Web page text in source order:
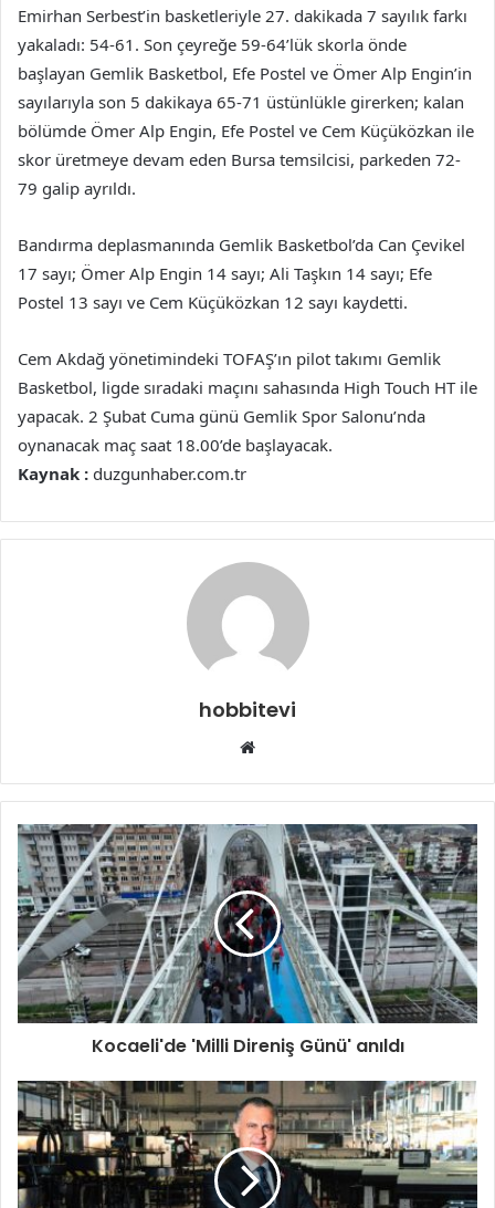
Emirhan Serbest’in basketleriyle 27. dakikada 7 sayılık farkı
yakaladı: 54-61. Son çeyreğe 59-64’lük skorla önde
başlayan Gemlik Basketbol, Efe Postel ve Ömer Alp Engin’in
sayılarıyla son 5 dakikaya 65-71 üstünlükle girerken; kalan
bölümde Ömer Alp Engin, Efe Postel ve Cem Küçüközkan ile
skor üretmeye devam eden Bursa temsilcisi, parkeden 72-
79 galip ayrıldı.
Bandırma deplasmanında Gemlik Basketbol’da Can Çevikel
17 sayı; Ömer Alp Engin 14 sayı; Ali Taşkın 14 sayı; Efe
Postel 13 sayı ve Cem Küçüközkan 12 sayı kaydetti.
Cem Akdağ yönetimindeki TOFAŞ’ın pilot takımı Gemlik
Basketbol, ligde sıradaki maçını sahasında High Touch HT ile
yapacak. 2 Şubat Cuma günü Gemlik Spor Salonu’nda
oynanacak maç saat 18.00’de başlayacak.
Kaynak : duzgunhaber.com.tr
hobbitevi
Web
Kocaeli'de 'Milli Direniş Günü' anıldı